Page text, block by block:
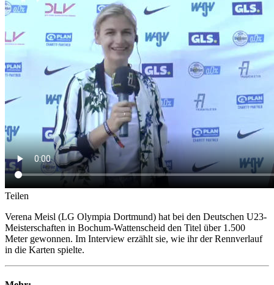
Teilen
Verena Meisl (LG Olympia Dortmund) hat bei den Deutschen U23-
Meisterschaften in Bochum-Wattenscheid den Titel über 1.500
Meter gewonnen. Im Interview erzählt sie, wie ihr der Rennverlauf
in die Karten spielte.